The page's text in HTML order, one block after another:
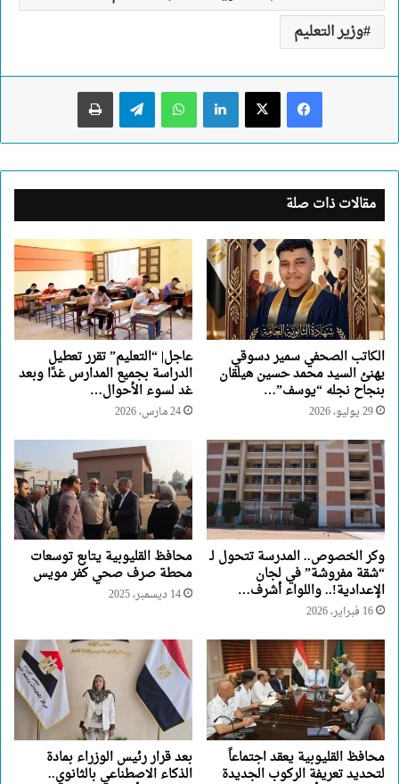
وزير التعليم
لينكدإن واتساب تيلقرام طباعة
مقالات ذات صلة
الكاتب الصحفي سمير دسوقي
يهنئ السيد محمد حسين هيلقان
بنجاح نجله “يوسف”…
29 يوليو، 2026
عاجل| “التعليم” تقرر تعطيل
الدراسة بجميع المدارس غدًا وبعد
غد لسوء الأحوال…
24 مارس، 2026
وكر الخصوص.. المدرسة تتحول لـ
“شقة مفروشة” في لجان
الإعدادية!.. واللواء أشرف…
16 فبراير، 2026
محافظ القليوبية يتابع توسعات
محطة صرف صحي كفر مويس
14 ديسمبر، 2025
محافظ القليوبية يعقد اجتماعاً
لتحديد تعريفة الركوب الجديدة
بعد قرار رئيس الوزراء بمادة
الذكاء الاصطناعي بالثانوي..